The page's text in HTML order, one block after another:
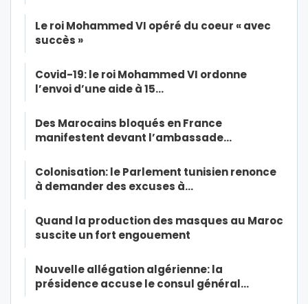
Le roi Mohammed VI opéré du coeur « avec
succès »
Covid-19: le roi Mohammed VI ordonne
l’envoi d’une aide à 15…
Des Marocains bloqués en France
manifestent devant l’ambassade…
Colonisation: le Parlement tunisien renonce
à demander des excuses à…
Quand la production des masques au Maroc
suscite un fort engouement
Nouvelle allégation algérienne: la
présidence accuse le consul général…